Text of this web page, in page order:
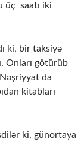
üç saatı iki
ki, bir taksiyə
Onları götürüb
da
kitabları
ki, günortaya